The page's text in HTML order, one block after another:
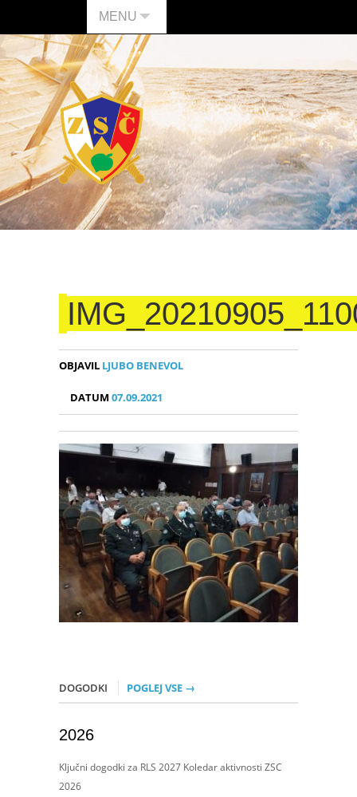
MENU
OBJAVIL LJUBO BENEVOL
DATUM07.09.2021
DOGODKI POGLEJ VSE →
2026
Ključni dogodki za RLS 2027 Koledar aktivnosti ZSC
2026